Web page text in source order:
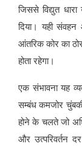
जिससे विद्युत
दिया। यही
आंतरिक कोर का
होता रहेगा।
एक संभावना यह
सम्बंध कमजोर
होने के चलते जो
और उत्परिवर्तन